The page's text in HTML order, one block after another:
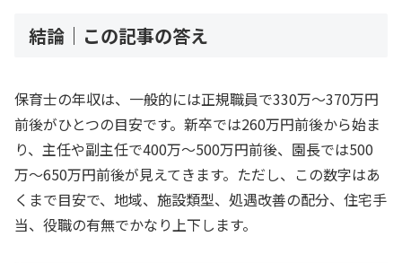
結論｜この記事の答え
保育士の年収は、一般的には正規職員で330万〜370万円
前後がひとつの目安です。新卒では260万円前後から始ま
り、主任や副主任で400万〜500万円前後、園長では500
万〜650万円前後が見えてきます。ただし、この数字はあ
くまで目安で、地域、施設類型、処遇改善の配分、住宅手
当、役職の有無でかなり上下します。